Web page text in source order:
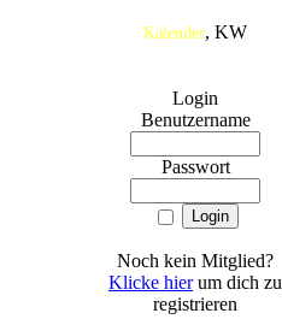
Kalender, KW
Login
Benutzername
Passwort
Noch kein Mitglied?
Klicke hierum dich zu
registrieren